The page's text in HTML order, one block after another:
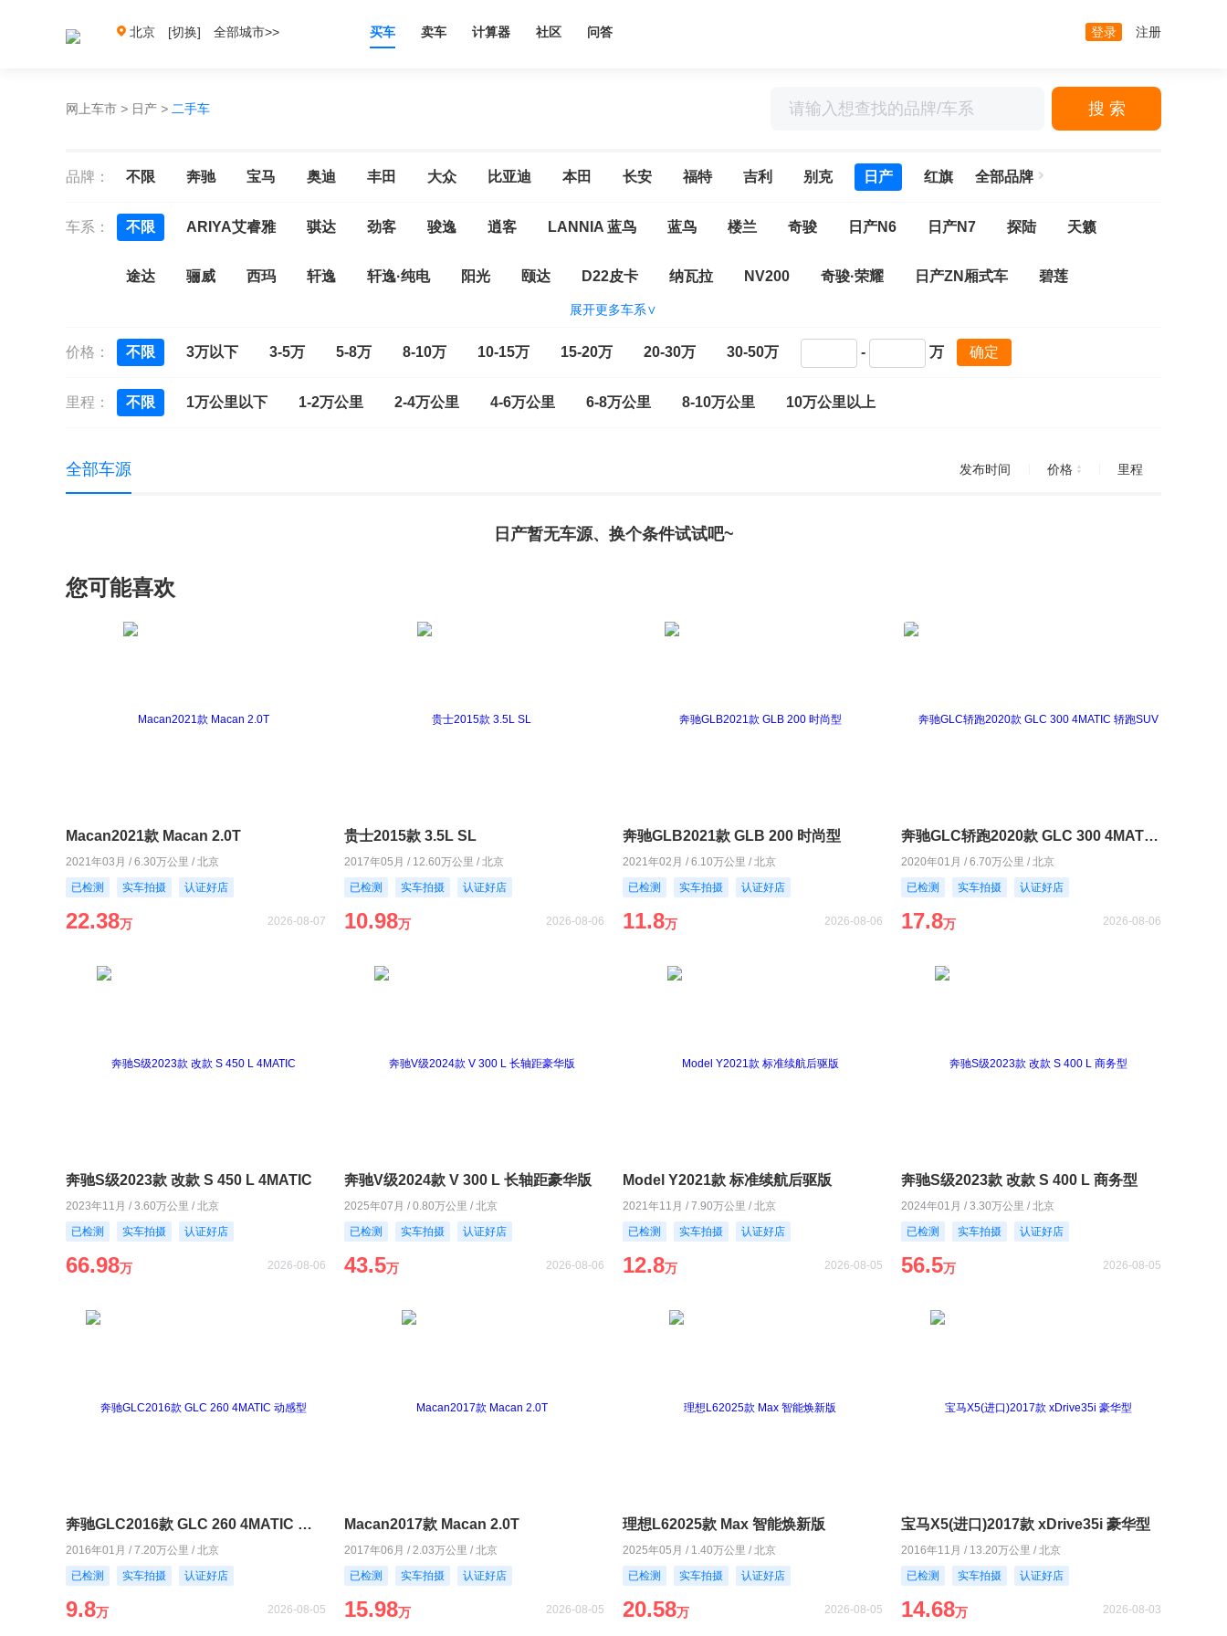
北京 [切换] 全部城市>> 买车 卖车 计算器 社区 问答 登录 注册
网上车市 > 日产 > 二手车 搜 索
品牌： 不限 奔驰 宝马 奥迪 丰田 大众 比亚迪 本田 长安 福特 吉利 别克 日产 红旗 全部品牌
车系： 不限 ARIYA艾睿雅 骐达 劲客 骏逸 逍客 LANNIA 蓝鸟 蓝鸟 楼兰 奇骏 日产N6 日产N7 探陆 天籁
途达 骊威 西玛 轩逸 轩逸·纯电 阳光 颐达 D22皮卡 纳瓦拉 NV200 奇骏·荣耀 日产ZN厢式车 碧莲
展开更多车系∨
价格： 不限 3万以下 3-5万 5-8万 8-10万 10-15万 15-20万 20-30万 30-50万 - 万 确定
里程： 不限 1万公里以下 1-2万公里 2-4万公里 4-6万公里 6-8万公里 8-10万公里 10万公里以上
全部车源 发布时间 价格 里程
日产暂无车源、换个条件试试吧~
您可能喜欢
Macan2021款 Macan 2.0T
2021年03月 / 6.30万公里 / 北京
已检测
实车拍摄 认证好店
22.38万 2026-08-07
贵士2015款 3.5L SL
2017年05月 / 12.60万公里 / 北京
已检测
实车拍摄 认证好店
10.98万 2026-08-06
奔驰GLB2021款 GLB 200 时尚型
2021年02月 / 6.10万公里 / 北京
已检测
实车拍摄 认证好店
11.8万 2026-08-06
奔驰GLC轿跑2020款 GLC 300 4MATIC 轿跑SUV
2020年01月 / 6.70万公里 / 北京
已检测
实车拍摄 认证好店
17.8万 2026-08-06
奔驰S级2023款 改款 S 450 L 4MATIC
2023年11月 / 3.60万公里 / 北京
已检测
实车拍摄 认证好店
66.98万 2026-08-06
奔驰V级2024款 V 300 L 长轴距豪华版
2025年07月 / 0.80万公里 / 北京
已检测
实车拍摄 认证好店
43.5万 2026-08-06
Model Y2021款 标准续航后驱版
2021年11月 / 7.90万公里 / 北京
已检测
实车拍摄 认证好店
12.8万 2026-08-05
奔驰S级2023款 改款 S 400 L 商务型
2024年01月 / 3.30万公里 / 北京
已检测
实车拍摄 认证好店
56.5万 2026-08-05
奔驰GLC2016款 GLC 260 4MATIC 动感型
2016年01月 / 7.20万公里 / 北京
已检测
实车拍摄 认证好店
9.8万 2026-08-05
Macan2017款 Macan 2.0T
2017年06月 / 2.03万公里 / 北京
已检测
实车拍摄 认证好店
15.98万 2026-08-05
理想L62025款 Max 智能焕新版
2025年05月 / 1.40万公里 / 北京
已检测
实车拍摄 认证好店
20.58万 2026-08-05
宝马X5(进口)2017款 xDrive35i 豪华型
2016年11月 / 13.20万公里 / 北京
已检测
实车拍摄 认证好店
14.68万 2026-08-03